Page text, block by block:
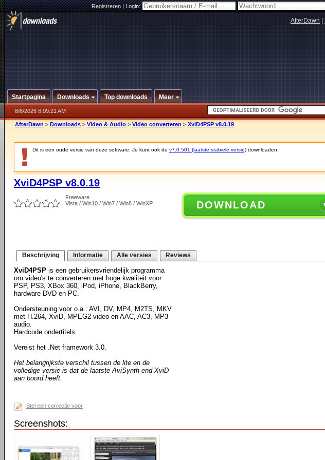
Registreren|Login:
AfterDawn
Startpagina Downloads Top downloads Meer
8/6/2026 8:09:21 AM
AfterDawn > Downloads > Video & Audio > Video converteren > XviD4PSP v8.0.19
Dit is een oude versie van deze software. Je kunt ook de v7.0.501 (laatste stabiele versie) downloaden.
XviD4PSP v8.0.19
Freeware
Vista / Win10 / Win7 / Win8 / WinXP
DOWNLOAD
Beschrijving Informatie Alle versies Reviews
XviD4PSP is een gebruikersvriendelijk programma
om video's te converteren met hoge kwaliteit voor
PSP, PS3, XBox 360, iPod, iPhone, BlackBerry,
hardware DVD en PC.
Ondersteuning voor o.a.: AVI, DV, MP4, M2TS, MKV
met H.264, XviD, MPEG2 video en AAC, AC3, MP3
audio.
Hardcode ondertitels.
Vereist het .Net framework 3.0.
Het belangrijkste verschil tussen de lite en de
volledige versie is dat de laatste AviSynth end XviD
aan boord heeft.
Stel een correctie voor
Screenshots: